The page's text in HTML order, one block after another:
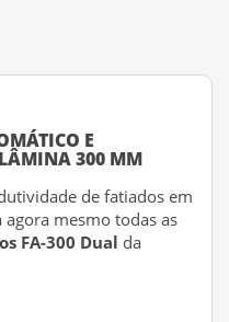
E
300 MM
de fatiados em
agora mesmo todas as
FA-300 Dual da